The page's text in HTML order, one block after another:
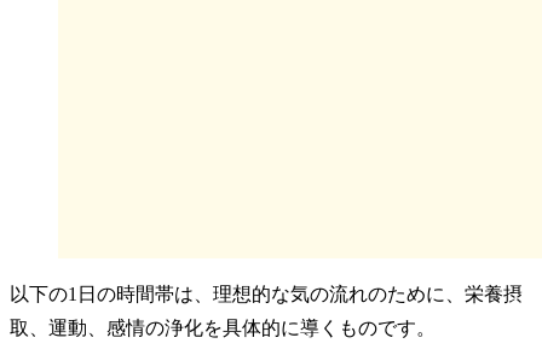
以下の1日の時間帯は、理想的な気の流れのために、栄養摂
取、運動、感情の浄化を具体的に導くものです。